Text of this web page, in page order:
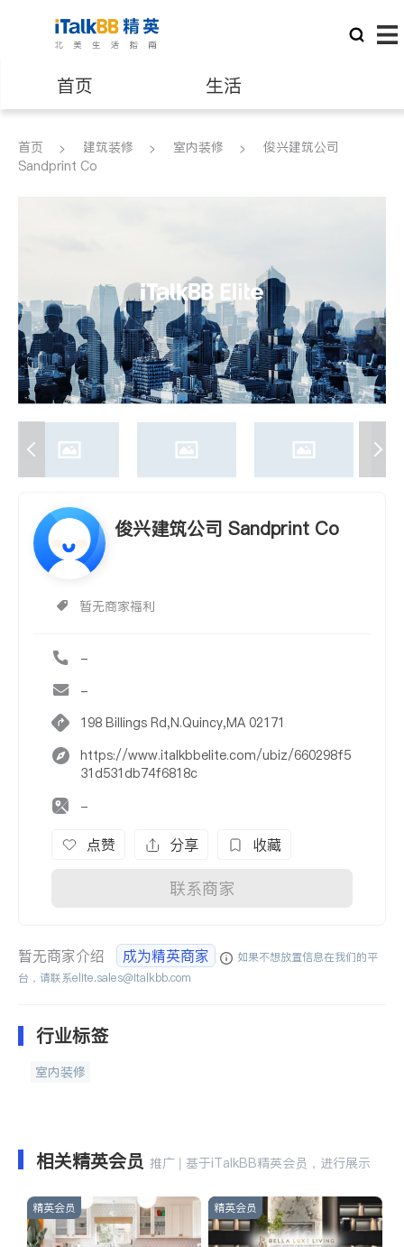
首页 生活
医生 律师
养老 非盈利组织
首页 建筑装修 室内装修
俊兴建筑公司
Sandprint Co
俊兴建筑公司 Sandprint Co
暂无商家福利
-
-
198 Billings Rd,N.Quincy,MA 02171
https://www.italkbbelite.com/ubiz/660298f5
31d531db74f6818c
-
点赞 分享 收藏
联系商家
暂无商家介绍 成为精英商家
如果不想放置信息在我们的平
台，请联系elite.sales@italkbb.com
行业标签
室内装修
相关精英会员 推广 | 基于iTalkBB精英会员，进行展示
精英会员 精英会员